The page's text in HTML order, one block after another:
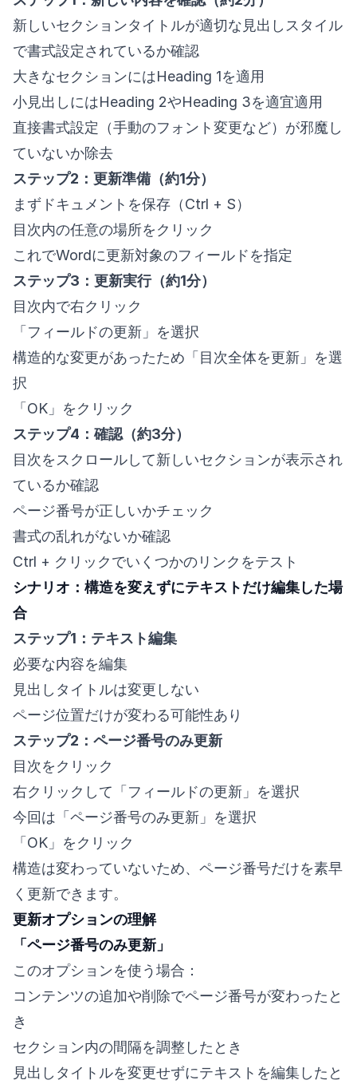
新しいセクションタイトルが適切な見出しスタイル
で書式設定されているか確認
大きなセクションにはHeading 1を適用
小見出しにはHeading 2やHeading 3を適宜適用
直接書式設定（手動のフォント変更など）が邪魔し
ていないか除去
ステップ2：更新準備（約1分）
まずドキュメントを保存（Ctrl + S）
目次内の任意の場所をクリック
これでWordに更新対象のフィールドを指定
ステップ3：更新実行（約1分）
目次内で右クリック
「フィールドの更新」を選択
構造的な変更があったため「目次全体を更新」を選
択
「OK」をクリック
ステップ4：確認（約3分）
目次をスクロールして新しいセクションが表示され
ているか確認
ページ番号が正しいかチェック
書式の乱れがないか確認
Ctrl + クリックでいくつかのリンクをテスト
シナリオ：構造を変えずにテキストだけ編集した場
合
ステップ1：テキスト編集
必要な内容を編集
見出しタイトルは変更しない
ページ位置だけが変わる可能性あり
ステップ2：ページ番号のみ更新
目次をクリック
右クリックして「フィールドの更新」を選択
今回は「ページ番号のみ更新」を選択
「OK」をクリック
構造は変わっていないため、ページ番号だけを素早
く更新できます。
更新オプションの理解
「ページ番号のみ更新」
このオプションを使う場合：
コンテンツの追加や削除でページ番号が変わったと
き
セクション内の間隔を調整したとき
見出しタイトルを変更せずにテキストを編集したと